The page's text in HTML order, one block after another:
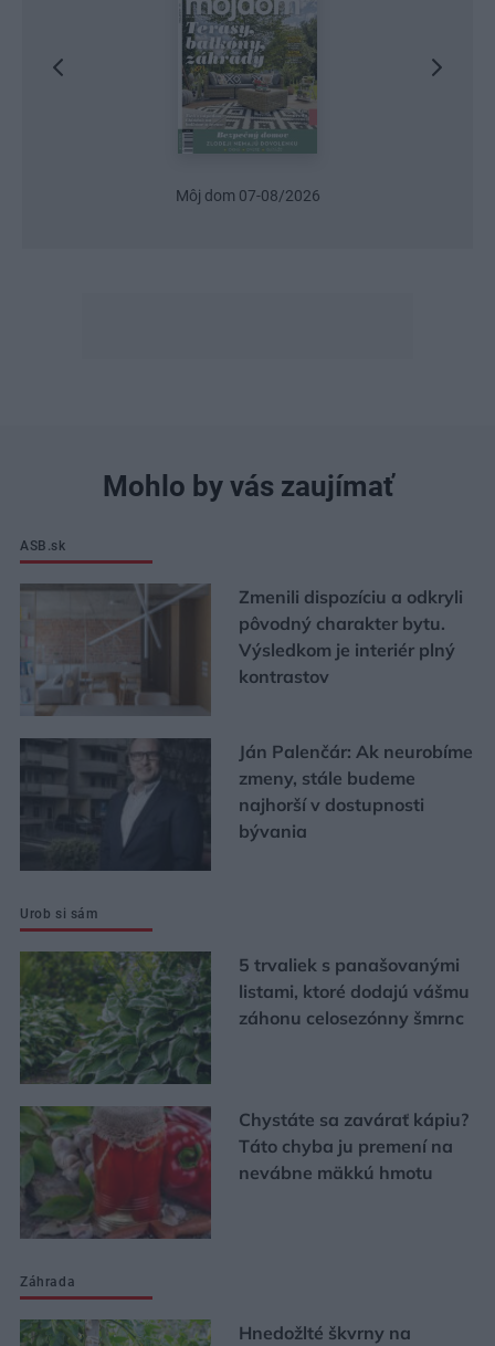
Môj dom 07-08/2026
Mohlo by vás zaujímať
ASB.sk
Zmenili dispozíciu a odkryli
pôvodný charakter bytu.
Výsledkom je interiér plný
kontrastov
Ján Palenčár: Ak neurobíme
zmeny, stále budeme
najhorší v dostupnosti
bývania
Urob si sám
5 trvaliek s panašovanými
listami, ktoré dodajú vášmu
záhonu celosezónny šmrnc
Chystáte sa zavárať kápiu?
Táto chyba ju premení na
nevábne mäkkú hmotu
Záhrada
Hnedožlté škvrny na